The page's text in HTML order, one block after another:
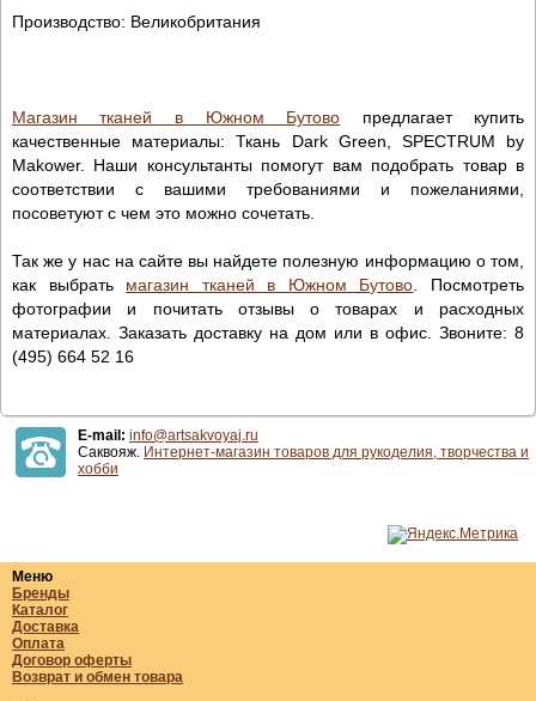
Производство: Великобритания
Магазин тканей в Южном Бутово предлагает купить
качественные материалы: Ткань Dark Green, SPECTRUM by
Makower. Наши консультанты помогут вам подобрать товар в
соответствии с вашими требованиями и пожеланиями,
посоветуют с чем это можно сочетать.
Так же у нас на сайте вы найдете полезную информацию о том,
как выбрать магазин тканей в Южном Бутово . Посмотреть
фотографии и почитать отзывы о товарах и расходных
материалах. Заказать доставку на дом или в офис. Звоните: 8
(495) 664 52 16
E-mail: info@artsakvoyaj.ru
Саквояж. Интернет-магазин товаров для рукоделия, творчества и
хобби
Меню
Бренды
Каталог
Доставка
Оплата
Договор оферты
Возврат и обмен товара